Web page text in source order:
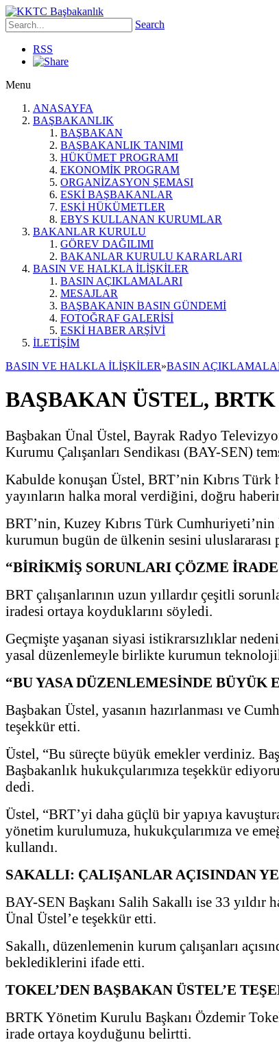
Search
RSS
Menu
ANASAYFA
BAŞBAKANLIK
BAŞBAKAN
BAŞBAKANLIK TANIMI
HÜKÜMET PROGRAMI
EKONOMİK PROGRAM
ORGANİZASYON ŞEMASI
ESKİ BAŞBAKANLAR
ESKİ HÜKÜMETLER
EBYS KULLANAN KURUMLAR
BAKANLAR KURULU
GÖREV DAĞILIMI
BAKANLAR KURULU KARARLARI
BASIN VE HALKLA İLİŞKİLER
BASIN AÇIKLAMALARI
MESAJLAR
BAŞBAKANIN BASIN GÜNDEMİ
FOTOĞRAF GALERİSİ
ESKİ HABER ARŞİVİ
İLETİŞİM
BASIN VE HALKLA İLİŞKİLER»BASIN
BAŞBAKAN ÜSTEL,
Başbakan Ünal Üstel, Bayrak Radyo
Kurumu Çalışanları Sendikası (BAY-SEN)
Kabulde konuşan Üstel, BRT’nin Kıbrıs Türk
yayınların halka moral verdiğini, doğru
BRT’nin, Kuzey Kıbrıs Türk
kurumun bugün de ülkenin sesini
“BİRİKMİŞ SORUNLARI ÇÖZME
BRT çalışanlarının uzun yıllardır çeşitli
iradesi ortaya koyduklarını söyledi.
Geçmişte yaşanan siyasi istikrarsızlıklar
yasal düzenlemeyle birlikte kurumun
“BU YASA DÜZENLEMESİNDE BÜYÜK
Başbakan Üstel, yasanın hazırlanması ve
teşekkür etti.
Üstel, “Bu süreçte büyük emekler verdiniz.
Başbakanlık hukukçularımıza teşekkür
dedi.
Üstel, “BRT’yi daha güçlü bir yapıya
yönetim kurulumuza, hukukçularımıza ve
kullandı.
SAKALLI: ÇALIŞANLAR AÇISINDAN
BAY-SEN Başkanı Salih Sakallı ise 33 yıldır
Ünal Üstel’e teşekkür etti.
Sakallı, düzenlemenin kurum çalışanları
beklediklerini ifade etti.
TOKEL’DEN BAŞBAKAN ÜSTEL’E
BRTK Yönetim Kurulu Başkanı Özdemir
irade ortaya koyduğunu belirtti.